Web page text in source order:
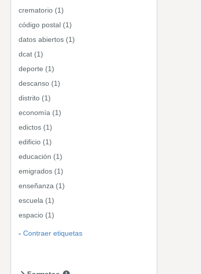
crematorio (1)
código postal (1)
datos abiertos (1)
dcat (1)
deporte (1)
descanso (1)
distrito (1)
economía (1)
edictos (1)
edificio (1)
educación (1)
emigrados (1)
enseñanza (1)
escuela (1)
espacio (1)
Contraer etiquetas